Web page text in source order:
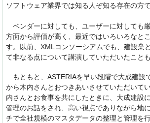
ソフトウェア業界では知る人ぞ知る存在の方で
ベンダーに対しても、ユーザーに対しても
方面から評価が高く、最近ではいろいろなと
す。以前、XMLコンソーシアムでも、建設業
て非なる点について講演していただいたこと
もともと、ASTERIAを早い段階で大成建設
から木内さんとおつきあいさせていただいて
内さんとお食事を共にしたときに、大成建設
管理のお話をされ、高い視点でありながら地
チで全社規模のマスタデータの整理と管理を